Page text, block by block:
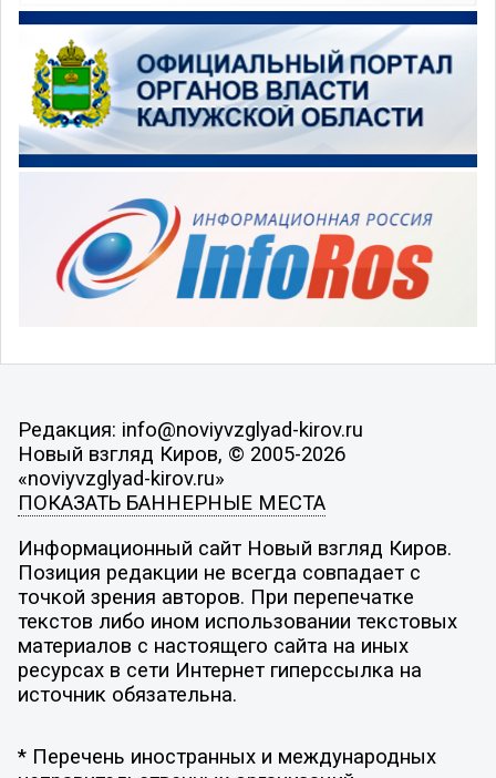
Редакция: info@noviyvzglyad-kirov.ru
Новый взгляд Киров, © 2005-2026
«noviyvzglyad-kirov.ru»
ПОКАЗАТЬ БАННЕРНЫЕ МЕСТА
Информационный сайт Новый взгляд Киров.
Позиция редакции не всегда совпадает с
точкой зрения авторов. При перепечатке
текстов либо ином использовании текстовых
материалов с настоящего сайта на иных
ресурсах в сети Интернет гиперссылка на
источник обязательна.
* Перечень иностранных и международных